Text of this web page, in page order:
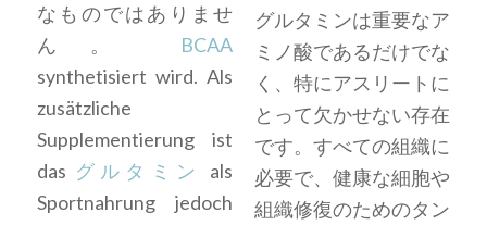
なものではありませ
ん。 BCAA
synthetisiert wird. Als
zusätzliche
Supplementierung ist
das グルタミン
als
Sportnahrung jedoch
グルタミンは重要なア
ミノ酸であるだけでな
く、特にアスリートに
とって欠かせない存在
です。すべての組織に
必要で、健康な細胞や
組織修復のためのタン